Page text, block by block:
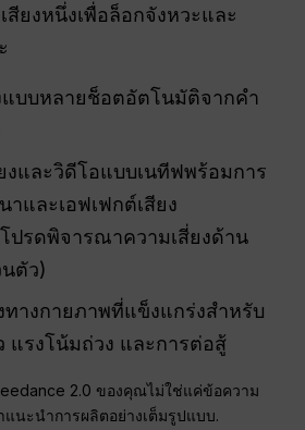
สียงหนึ่งเพื่อล็อกจังหวะและ
แบบหลายช็อตอัตโนมัติจากคำ
งและวิดีโอแบบเนทีฟพร้อมการ
และเอฟเฟกต์เสียง
ปรดพิจารณาความเสี่ยงด้าน
ตัว)
ทางกายภาพที่แข็งแกร่งสำหรับ
แรงโน้มถ่วง และการต่อสู้
2.0 ของคุณไม่ใช่แค่ข้อความ
นะนำการผลิตอย่างเต็มรูปแบบ.